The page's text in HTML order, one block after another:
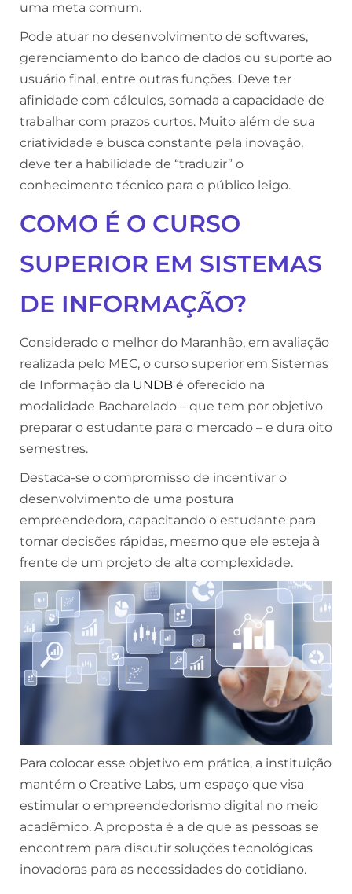
uma meta comum.
Pode atuar no desenvolvimento de softwares,
gerenciamento do banco de dados ou suporte ao
usuário final, entre outras funções. Deve ter
afinidade com cálculos, somada a capacidade de
trabalhar com prazos curtos. Muito além de sua
criatividade e busca constante pela inovação,
deve ter a habilidade de “traduzir” o
conhecimento técnico para o público leigo.
COMO É O CURSO
SUPERIOR EM SISTEMAS
DE INFORMAÇÃO?
Considerado o melhor do Maranhão, em avaliação
realizada pelo MEC, o curso superior em Sistemas
de Informação da UNDB é oferecido na
modalidade Bacharelado – que tem por objetivo
preparar o estudante para o mercado – e dura oito
semestres.
Destaca-se o compromisso de incentivar o
desenvolvimento de uma postura
empreendedora, capacitando o estudante para
tomar decisões rápidas, mesmo que ele esteja à
frente de um projeto de alta complexidade.
Para colocar esse objetivo em prática, a instituição
mantém o Creative Labs, um espaço que visa
estimular o empreendedorismo digital no meio
acadêmico. A proposta é a de que as pessoas se
encontrem para discutir soluções tecnológicas
inovadoras para as necessidades do cotidiano.